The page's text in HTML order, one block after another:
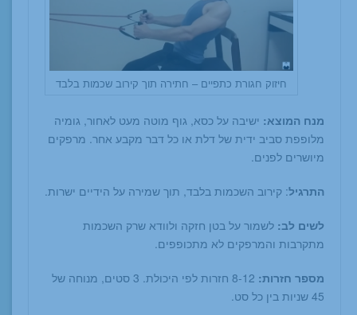
חיזוק חגורת כתפיים – חתירה תוך קירוב שכמות בלבד
מנח המוצא: ישיבה על כסא, גוף מוטה מעט לאחור, גומיה
מלופפת סביב ידית של דלת או כל דבר מקבע אחר. מרפקים
מיושרים לפנים.
התרגיל: קירוב השכמות בלבד, תוך שמירה על הידיים ישרות.
לשים לב: לשמור על בטן חזקה ולוודא שרק השכמות
מתקרבות והמרפקים לא מתכופפים.
מספר חזרות:
8-12 חזרות לפי היכולת. 3 סטים, מנוחה של
45 שניות בין כל סט.